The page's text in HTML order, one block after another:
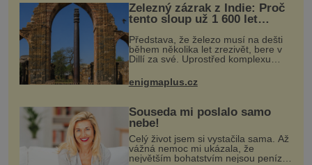
Železný zázrak z Indie: Proč
tento sloup už 1 600 let
nezná rez?
Představa, že železo musí na dešti
během několika let zrezivět, bere v
Dillí za své. Uprostřed komplexu
Qutb stojí více než sedm metrů
vysoký železný sloup, který už
přibližně 1 600 let odolává počasí
enigmaplus.cz
Souseda mi poslalo samo
nebe!
Celý život jsem si vystačila sama. Až
vážná nemoc mi ukázala, že
největším bohatstvím nejsou peníze